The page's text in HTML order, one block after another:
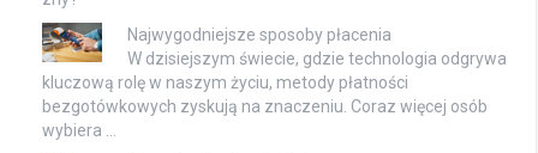
Najwygodniejsze sposoby płacenia
W dzisiejszym świecie, gdzie technologia odgrywa
kluczową rolę w naszym życiu, metody płatności
bezgotówkowych zyskują na znaczeniu. Coraz więcej osób
wybiera …